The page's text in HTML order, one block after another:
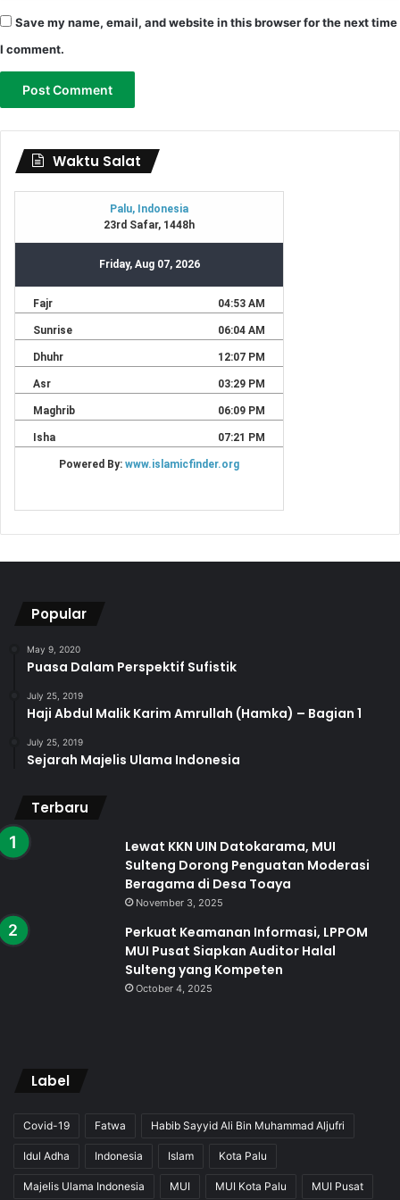
Save my name, email, and website in this browser for the next time
I comment.
Waktu Salat
Popular
May 9, 2020
Puasa Dalam Perspektif Sufistik
July 25, 2019
Haji Abdul Malik Karim Amrullah (Hamka) – Bagian 1
July 25, 2019
Sejarah Majelis Ulama Indonesia
Terbaru
Lewat KKN UIN Datokarama, MUI
Sulteng Dorong Penguatan Moderasi
Beragama di Desa Toaya
November 3, 2025
Perkuat Keamanan Informasi, LPPOM
MUI Pusat Siapkan Auditor Halal
Sulteng yang Kompeten
October 4, 2025
Label
Covid-19 Fatwa Habib Sayyid Ali Bin Muhammad Aljufri
Idul Adha Indonesia Islam Kota Palu
Majelis Ulama Indonesia MUI MUI Kota Palu MUI Pusat